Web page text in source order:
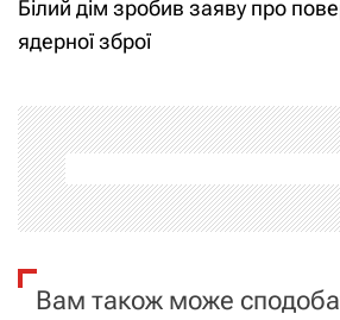
і
а
ц
і
я
Білий дім зробив заяву про
ядерної зброї
Вам також може